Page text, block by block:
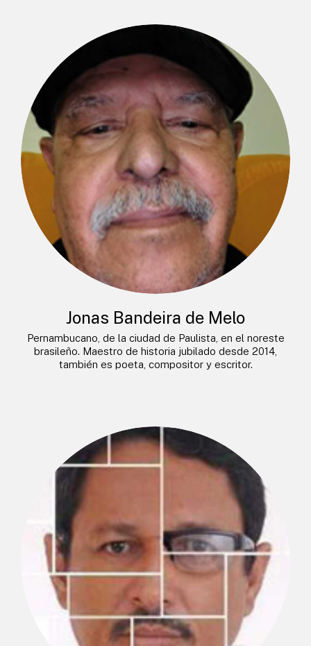
Jonas Bandeira de Melo
Pernambucano, de la ciudad de Paulista, en el noreste
brasileño. Maestro de historia jubilado desde 2014,
también es poeta, compositor y escritor.